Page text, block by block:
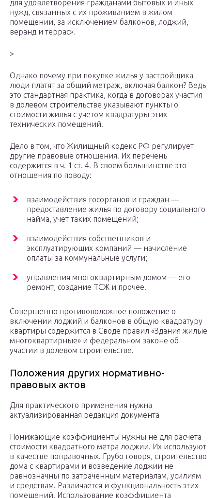
для удовлетворения гражданами бытовых и иных
нужд, связанных с их проживанием в жилом
помещении, за исключением балконов, лоджий,
веранд и террас».
>
Однако почему при покупке жилья у застройщика
люди платят за общий метраж, включая балкон? Ведь
это стандартная практика, когда в договорах участия
в долевом строительстве указывают пункты о
стоимости жилья с учетом квадратуры этих
технических помещений.
Дело в том, что Жилищный кодекс РФ регулирует
другие правовые отношения. Их перечень
содержится в ч. 1 ст. 4. В своем большинстве это
отношения по поводу:
взаимодействия госорганов и граждан —
предоставление жилья по договору социального
найма, учет таких помещений;
взаимодействия собственников и
эксплуатирующих компаний — начисление
оплаты за коммунальные услуги;
управления многоквартирным домом — его
ремонт, создание ТСЖ и прочее.
Совершенно противоположное положение о
включении лоджий и балконов в общую квадратуру
квартиры содержится в Своде правил «Здания жилые
многоквартирные» и федеральном законе об
участии в долевом строительстве.
Положения других нормативно-
правовых актов
Для практического применения нужна
актуализированная редакция документа
Понижающие коэффициенты нужны не для расчета
стоимости квадратного метра лоджии. Их используют
в качестве поправочных. Грубо говоря, строительство
дома с квартирами и возведение лоджии не
равнозначны по затраченным материалам, усилиям
и средствам. Различается и функциональность этих
помещений. Использование коэффициента